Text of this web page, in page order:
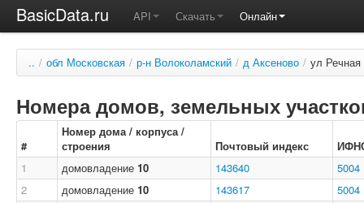
BasicData.ru API Скачать Онлайн
.. / обл Московская / р-н Волоколамский / д Аксеново / ул Речная
Номера домов, земельных
#
Номер дома / корпуса /
строения
Почтовый индекс
1
домовладение 10 143640
5004
2
домовладение 10 143617
5004